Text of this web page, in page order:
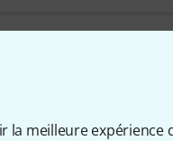
la meilleure expérience